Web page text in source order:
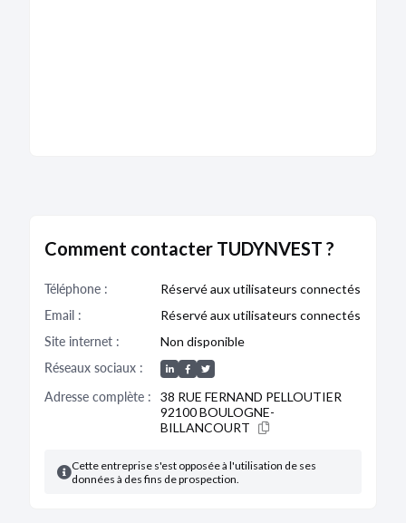
Comment contacter TUDYNVEST ?
Téléphone :
Réservé aux utilisateurs connectés
Email :
Réservé aux utilisateurs connectés
Site internet :
Non disponible
Réseaux sociaux :
Adresse complète :
38 RUE FERNAND PELLOUTIER
92100 BOULOGNE-
BILLANCOURT
Cette entreprise s'est opposée à l'utilisation de ses
données à des fins de prospection.